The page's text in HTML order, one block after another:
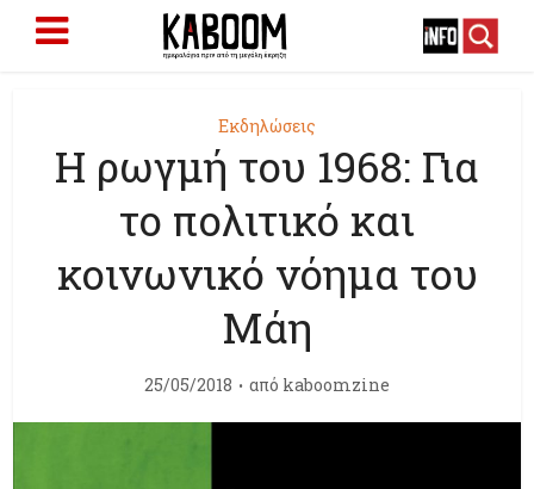
Εκδηλώσεις
Η ρωγμή του 1968: Για
το πολιτικό και
κοινωνικό νόημα του
Μάη
25/05/2018 από kaboomzine